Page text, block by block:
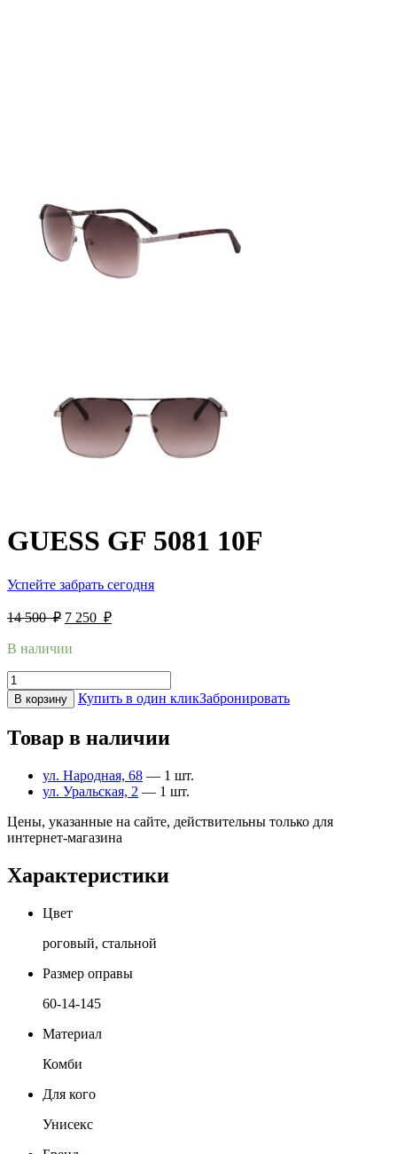
GUESS GF 5081 10F
Успейте забрать сегодня
14 500₽ 7 250 ₽
В наличии
В корзину Купить в один кликЗабронировать
Товар в наличии
ул. Народная, 68 — 1 шт.
ул. Уральская, 2 — 1 шт.
Цены, указанные на сайте, действительны только для
интернет-магазина
Характеристики
Цвет
роговый, стальной
Размер оправы
60-14-145
Материал
Комби
Для кого
Унисекс